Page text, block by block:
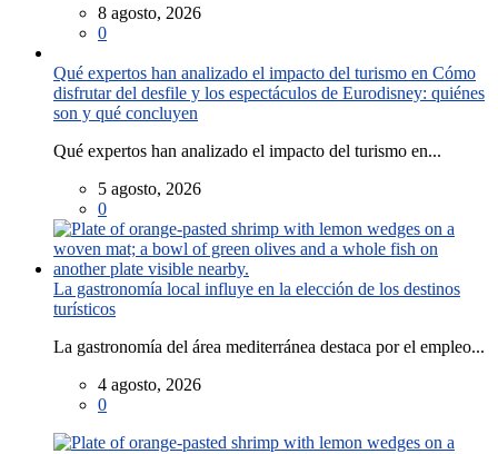
8 agosto, 2026
0
Qué expertos han analizado el impacto del turismo en Cómo
disfrutar del desfile y los espectáculos de Eurodisney: quiénes
son y qué concluyen
Qué expertos han analizado el impacto del turismo en...
5 agosto, 2026
0
La gastronomía local influye en la elección de los destinos
turísticos
La gastronomía del área mediterránea destaca por el empleo...
4 agosto, 2026
0